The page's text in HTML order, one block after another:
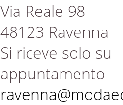
Via Reale 98
48123 Ravenna
Si riceve solo su
appuntamento